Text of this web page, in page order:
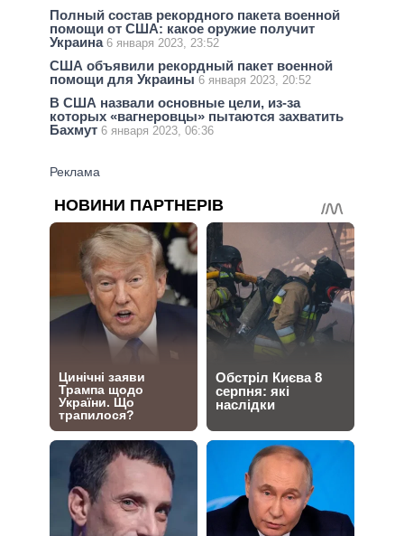
Полный состав рекордного пакета военной
помощи от США: какое оружие получит
Украина 6 января 2023, 23:52
США объявили рекордный пакет военной
помощи для Украины 6 января 2023, 20:52
В США назвали основные цели, из-за
которых «вагнеровцы» пытаются захватить
Бахмут 6 января 2023, 06:36